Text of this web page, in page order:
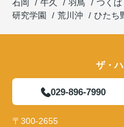
石岡
牛久 羽鳥 つくば
研究学園
荒川沖 ひたち
ザ・
029-896-7990
〒300-2655